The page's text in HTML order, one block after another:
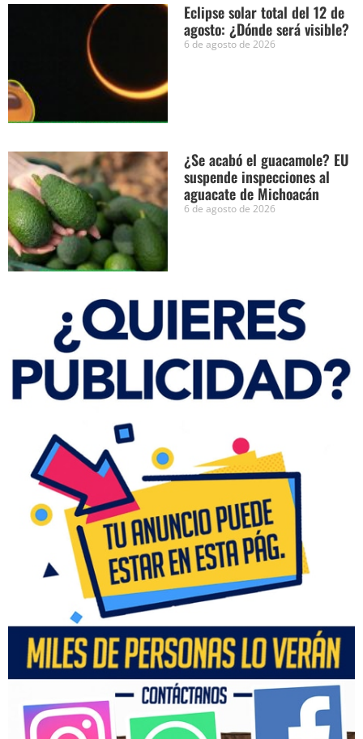
Eclipse solar total del 12 de
agosto: ¿Dónde será visible?
6 de agosto de 2026
¿Se acabó el guacamole? EU
suspende inspecciones al
aguacate de Michoacán
6 de agosto de 2026